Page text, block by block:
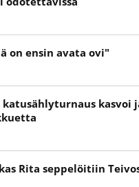
on ensin avata ovi"
kasvoi
Rita seppelöitiin